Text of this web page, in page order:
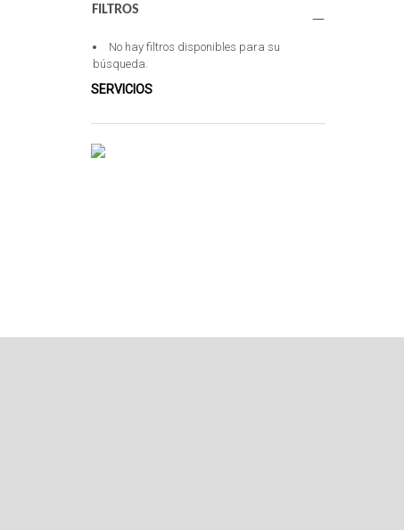
FILTROS
No hay filtros disponibles para su
búsqueda.
SERVICIOS